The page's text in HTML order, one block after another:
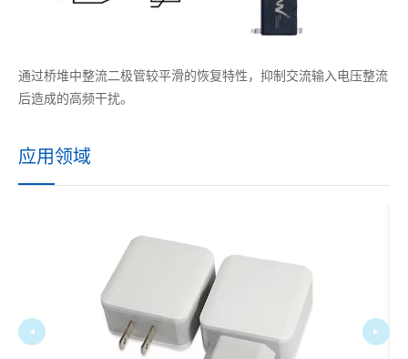
通过桥堆中整流二极管较平滑的恢复特性，抑制交流输入电压整流
后造成的高频干扰。
应用领域